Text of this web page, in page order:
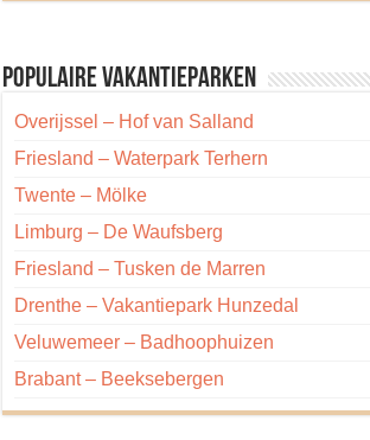
Populaire vakantieparken
Overijssel – Hof van Salland
Friesland – Waterpark Terhern
Twente – Mölke
Limburg – De Waufsberg
Friesland – Tusken de Marren
Drenthe – Vakantiepark Hunzedal
Veluwemeer – Badhoophuizen
Brabant – Beeksebergen